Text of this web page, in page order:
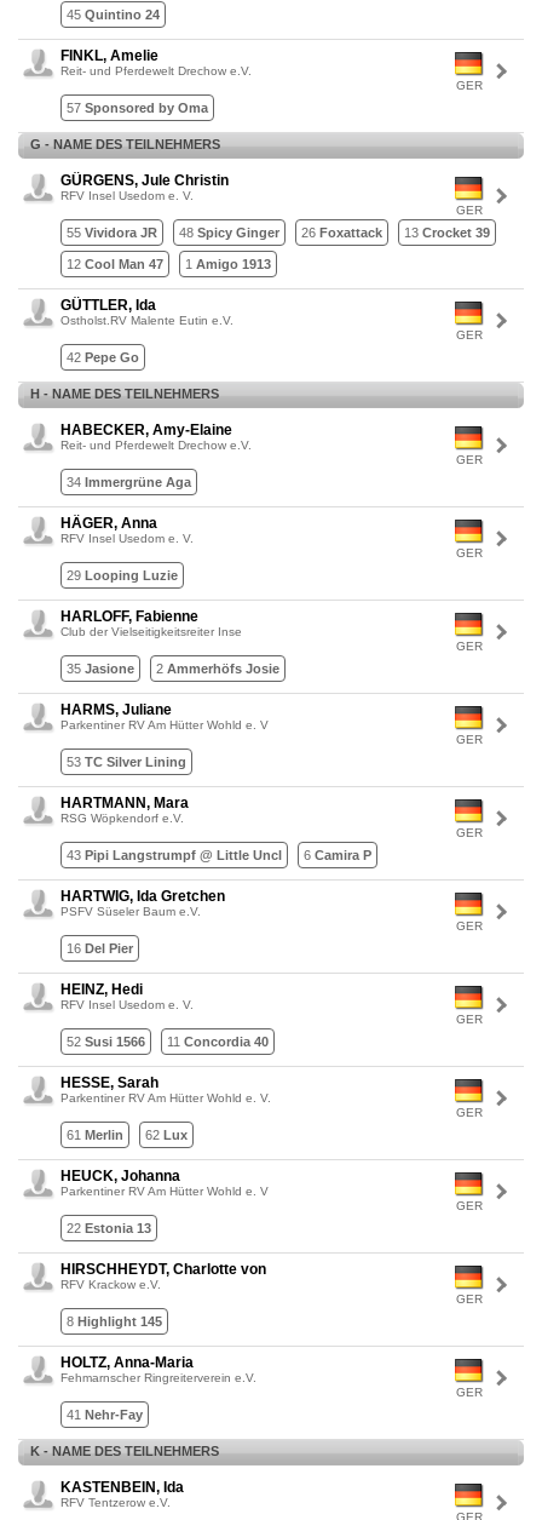
45 Quintino 24
GER
FINKL, Amelie
Reit- und Pferdewelt Drechow e.V.
57 Sponsored by Oma
G - NAME DES TEILNEHMERS
GER
GÜRGENS, Jule Christin
RFV Insel Usedom e. V.
55 Vividora JR 48 Spicy Ginger 26 Foxattack 13 Crocket 39
12 Cool Man 47 1 Amigo 1913
GER
GÜTTLER, Ida
Ostholst.RV Malente Eutin e.V.
42 Pepe Go
H - NAME DES TEILNEHMERS
GER
HABECKER, Amy-Elaine
Reit- und Pferdewelt Drechow e.V.
34 Immergrüne Aga
GER
HÄGER, Anna
RFV Insel Usedom e. V.
29 Looping Luzie
GER
HARLOFF, Fabienne
Club der Vielseitigkeitsreiter Inse
35 Jasione 2 Ammerhöfs Josie
GER
HARMS, Juliane
Parkentiner RV Am Hütter Wohld e. V
53 TC Silver Lining
GER
HARTMANN, Mara
RSG Wöpkendorf e.V.
43 Pipi Langstrumpf @ Little Uncl 6 Camira P
GER
HARTWIG, Ida Gretchen
PSFV Süseler Baum e.V.
16 Del Pier
GER
HEINZ, Hedi
RFV Insel Usedom e. V.
52 Susi 1566 11 Concordia 40
GER
HESSE, Sarah
Parkentiner RV Am Hütter Wohld e. V.
61 Merlin 62 Lux
GER
HEUCK, Johanna
Parkentiner RV Am Hütter Wohld e. V
22 Estonia 13
GER
HIRSCHHEYDT, Charlotte von
RFV Krackow e.V.
8 Highlight 145
GER
HOLTZ, Anna-Maria
Fehmarnscher Ringreiterverein e.V.
41 Nehr-Fay
K - NAME DES TEILNEHMERS
GER
KASTENBEIN, Ida
RFV Tentzerow e.V.